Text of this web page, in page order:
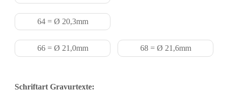
64 = Ø 20,3mm
66 = Ø 21,0mm 68 = Ø 21,6mm
Schriftart Gravurtexte: